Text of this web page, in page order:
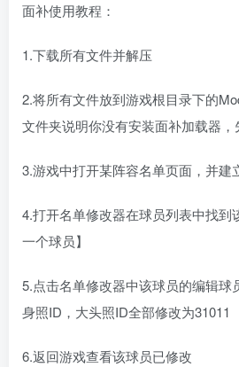
面补使用教程：
1.下载所有文件并解压
2.将所有文件放到游戏根目录下的
文件夹说明你没有安装面补加载器，
3.游戏中打开某阵容名单页面，并建
4.打开名单修改器在球员列表中找到
一个球员】
5.点击名单修改器中该球员的编辑球
身照ID，大头照ID全部修改为31011
6.返回游戏查看该球员已修改